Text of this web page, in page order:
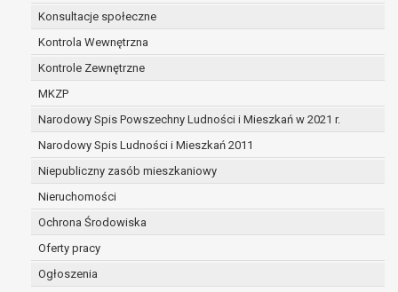
Konsultacje społeczne
Kontrola Wewnętrzna
Kontrole Zewnętrzne
MKZP
Narodowy Spis Powszechny Ludności i Mieszkań w 2021 r.
Narodowy Spis Ludności i Mieszkań 2011
Niepubliczny zasób mieszkaniowy
Nieruchomości
Ochrona Środowiska
Oferty pracy
Ogłoszenia
dane osobowe od momentu pozyskania
przechowywane są przez okres wynikający z
umowy o dofinansowanie zawartej między
beneficjentem a określoną instytucją, trwałości
dokumentacji projektu do celów kontrolnych.
W związku z przetwarzaniem przez
administratora danych osobowych przysługuje
Pani/Panu:
prawo dostępu do treści danych oraz
otrzymywania ich kopii na podstawie art. 15
RODO;
podstawie art. 16 RODO,